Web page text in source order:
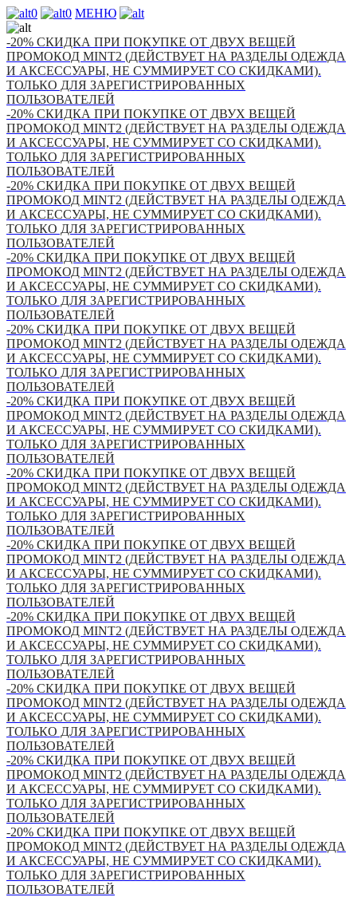
0 0 МЕНЮ
-20% СКИДКА ПРИ ПОКУПКЕ ОТ ДВУХ ВЕЩЕЙ
ПРОМОКОД MINT2 (ДЕЙСТВУЕТ НА РАЗДЕЛЫ ОДЕЖДА
И АКСЕССУАРЫ, НЕ СУММИРУЕТ СО СКИДКАМИ).
ТОЛЬКО ДЛЯ ЗАРЕГИСТРИРОВАННЫХ
ПОЛЬЗОВАТЕЛЕЙ
-20% СКИДКА ПРИ ПОКУПКЕ ОТ ДВУХ ВЕЩЕЙ
ПРОМОКОД MINT2 (ДЕЙСТВУЕТ НА РАЗДЕЛЫ ОДЕЖДА
И АКСЕССУАРЫ, НЕ СУММИРУЕТ СО СКИДКАМИ).
ТОЛЬКО ДЛЯ ЗАРЕГИСТРИРОВАННЫХ
ПОЛЬЗОВАТЕЛЕЙ
-20% СКИДКА ПРИ ПОКУПКЕ ОТ ДВУХ ВЕЩЕЙ
ПРОМОКОД MINT2 (ДЕЙСТВУЕТ НА РАЗДЕЛЫ ОДЕЖДА
И АКСЕССУАРЫ, НЕ СУММИРУЕТ СО СКИДКАМИ).
ТОЛЬКО ДЛЯ ЗАРЕГИСТРИРОВАННЫХ
ПОЛЬЗОВАТЕЛЕЙ
-20% СКИДКА ПРИ ПОКУПКЕ ОТ ДВУХ ВЕЩЕЙ
ПРОМОКОД MINT2 (ДЕЙСТВУЕТ НА РАЗДЕЛЫ ОДЕЖДА
И АКСЕССУАРЫ, НЕ СУММИРУЕТ СО СКИДКАМИ).
ТОЛЬКО ДЛЯ ЗАРЕГИСТРИРОВАННЫХ
ПОЛЬЗОВАТЕЛЕЙ
-20% СКИДКА ПРИ ПОКУПКЕ ОТ ДВУХ ВЕЩЕЙ
ПРОМОКОД MINT2 (ДЕЙСТВУЕТ НА РАЗДЕЛЫ ОДЕЖДА
И АКСЕССУАРЫ, НЕ СУММИРУЕТ СО СКИДКАМИ).
ТОЛЬКО ДЛЯ ЗАРЕГИСТРИРОВАННЫХ
ПОЛЬЗОВАТЕЛЕЙ
-20% СКИДКА ПРИ ПОКУПКЕ ОТ ДВУХ ВЕЩЕЙ
ПРОМОКОД MINT2 (ДЕЙСТВУЕТ НА РАЗДЕЛЫ ОДЕЖДА
И АКСЕССУАРЫ, НЕ СУММИРУЕТ СО СКИДКАМИ).
ТОЛЬКО ДЛЯ ЗАРЕГИСТРИРОВАННЫХ
ПОЛЬЗОВАТЕЛЕЙ
-20% СКИДКА ПРИ ПОКУПКЕ ОТ ДВУХ ВЕЩЕЙ
ПРОМОКОД MINT2 (ДЕЙСТВУЕТ НА РАЗДЕЛЫ ОДЕЖДА
И АКСЕССУАРЫ, НЕ СУММИРУЕТ СО СКИДКАМИ).
ТОЛЬКО ДЛЯ ЗАРЕГИСТРИРОВАННЫХ
ПОЛЬЗОВАТЕЛЕЙ
-20% СКИДКА ПРИ ПОКУПКЕ ОТ ДВУХ ВЕЩЕЙ
ПРОМОКОД MINT2 (ДЕЙСТВУЕТ НА РАЗДЕЛЫ ОДЕЖДА
И АКСЕССУАРЫ, НЕ СУММИРУЕТ СО СКИДКАМИ).
ТОЛЬКО ДЛЯ ЗАРЕГИСТРИРОВАННЫХ
ПОЛЬЗОВАТЕЛЕЙ
-20% СКИДКА ПРИ ПОКУПКЕ ОТ ДВУХ ВЕЩЕЙ
ПРОМОКОД MINT2 (ДЕЙСТВУЕТ НА РАЗДЕЛЫ ОДЕЖДА
И АКСЕССУАРЫ, НЕ СУММИРУЕТ СО СКИДКАМИ).
ТОЛЬКО ДЛЯ ЗАРЕГИСТРИРОВАННЫХ
ПОЛЬЗОВАТЕЛЕЙ
-20% СКИДКА ПРИ ПОКУПКЕ ОТ ДВУХ ВЕЩЕЙ
ПРОМОКОД MINT2 (ДЕЙСТВУЕТ НА РАЗДЕЛЫ ОДЕЖДА
И АКСЕССУАРЫ, НЕ СУММИРУЕТ СО СКИДКАМИ).
ТОЛЬКО ДЛЯ ЗАРЕГИСТРИРОВАННЫХ
ПОЛЬЗОВАТЕЛЕЙ
-20% СКИДКА ПРИ ПОКУПКЕ ОТ ДВУХ ВЕЩЕЙ
ПРОМОКОД MINT2 (ДЕЙСТВУЕТ НА РАЗДЕЛЫ ОДЕЖДА
И АКСЕССУАРЫ, НЕ СУММИРУЕТ СО СКИДКАМИ).
ТОЛЬКО ДЛЯ ЗАРЕГИСТРИРОВАННЫХ
ПОЛЬЗОВАТЕЛЕЙ
-20% СКИДКА ПРИ ПОКУПКЕ ОТ ДВУХ ВЕЩЕЙ
ПРОМОКОД MINT2 (ДЕЙСТВУЕТ НА РАЗДЕЛЫ ОДЕЖДА
И АКСЕССУАРЫ, НЕ СУММИРУЕТ СО СКИДКАМИ).
ТОЛЬКО ДЛЯ ЗАРЕГИСТРИРОВАННЫХ
ПОЛЬЗОВАТЕЛЕЙ